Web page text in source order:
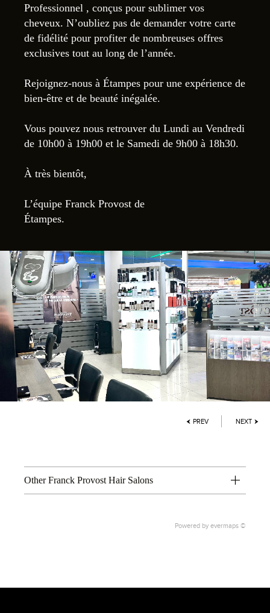
Professionnel , conçus pour sublimer vos
cheveux. N’oubliez pas de demander votre carte
de fidélité pour profiter de nombreuses offres
exclusives tout au long de l’année.
Rejoignez-nous à Étampes pour une expérience de
bien-être et de beauté inégalée.
Vous pouvez nous retrouver du Lundi au Vendredi
de 10h00 à 19h00 et le Samedi de 9h00 à 18h30.
À très bientôt,
L’équipe Franck Provost de
Étampes.
PREV NEXT
Other Franck Provost Hair Salons
Powered by evermaps ©